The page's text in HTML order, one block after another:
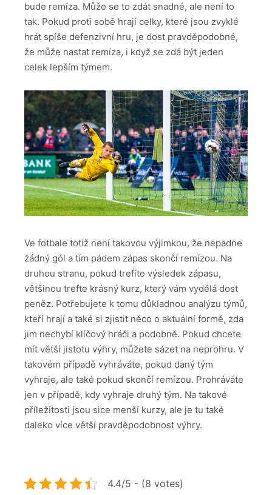
bude remíza. Může se to zdát snadné, ale není to
tak. Pokud proti sobě hrají celky, které jsou zvyklé
hrát spíše defenzivní hru, je dost pravděpodobné,
že může nastat remíza, i když se zdá být jeden
celek lepším týmem.
Ve fotbale totiž není takovou výjimkou, že nepadne
žádný gól a tím pádem zápas skončí remízou. Na
druhou stranu, pokud trefíte výsledek zápasu,
většinou trefte krásný kurz, který vám vydělá dost
peněz. Potřebujete k tomu důkladnou analýzu týmů,
kteří hrají a také si zjistit něco o aktuální formě, zda
jim nechybí klíčový hráči a podobně. Pokud chcete
mít větší jistotu výhry, můžete sázet na neprohru. V
takovém případě vyhráváte, pokud daný tým
vyhraje, ale také pokud skončí remízou. Prohráváte
jen v případě, kdy vyhraje druhý tým. Na takové
příležitosti jsou sice menší kurzy, ale je tu také
daleko více větší pravděpodobnost výhry.
4.4/5 - (8 votes)